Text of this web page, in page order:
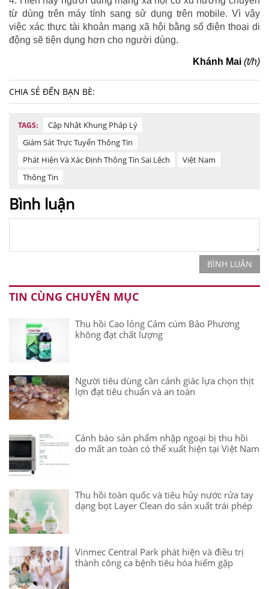
từ dùng trên máy tính sang sử dụng trên mobile. Vì vậy
việc xác thực tài khoản mạng xã hội bằng số điện thoại di
động sẽ tiện dụng hơn cho người dùng.
Khánh Mai (t/h)
CHIA SẺ ĐẾN BẠN BÈ:
TAGS:
Cập Nhật Khung Pháp Lý
Giám Sát Trực Tuyến Thông Tin
Phát Hiện Và Xác Định Thông Tin Sai Lệch
Việt Nam
Thông Tin
Bình luận
BÌNH LUẬN
TIN CÙNG CHUYÊN MỤC
Thu hồi Cao lỏng Cảm cúm Bảo Phương
không đạt chất lượng
Người tiêu dùng cần cảnh giác lựa chọn thịt
lợn đạt tiêu chuẩn và an toàn
Cảnh báo sản phẩm nhập ngoại bị thu hồi
do mất an toàn có thể xuất hiện tại Việt Nam
Thu hồi toàn quốc và tiêu hủy nước rửa tay
dạng bọt Layer Clean do sản xuất trái phép
Vinmec Central Park phát hiện và điều trị
thành công ca bệnh tiêu hóa hiếm gặp